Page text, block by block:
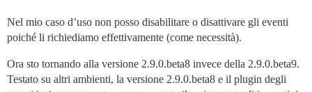
Nel mio caso d’uso non posso disabilitare o disattivare gli eventi
poiché li richiediamo effettivamente (come necessità).
Ora sto tornando alla versione 2.9.0.beta8 invece della 2.9.0.beta9.
Testato su altri ambienti, la versione 2.9.0.beta8 e il plugin degli